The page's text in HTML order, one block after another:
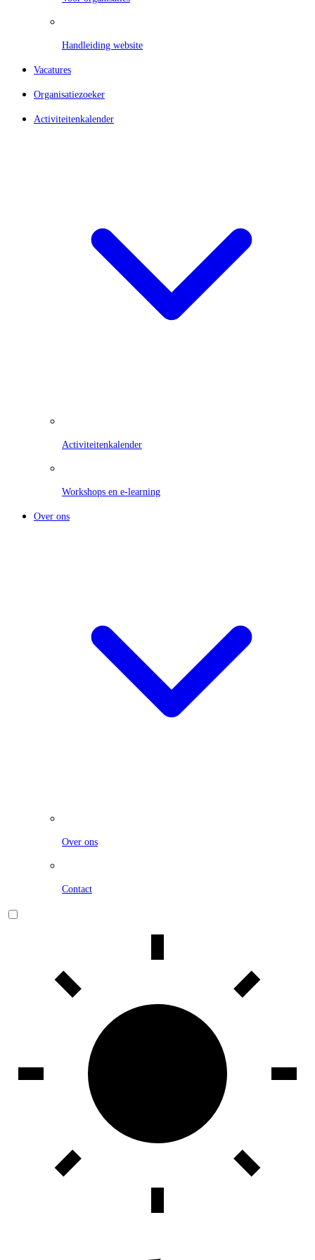
Handleiding website
Vacatures
Organisatiezoeker
Activiteitenkalender
Activiteitenkalender
Workshops en e-learning
Over ons
Over ons
Contact